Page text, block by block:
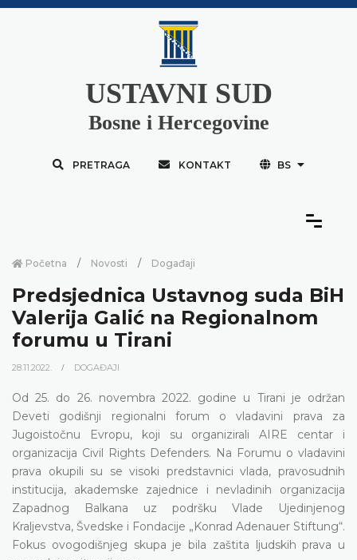
USTAVNI SUD
Bosne i Hercegovine
PRETRAGA KONTAKT BS
Početna Novosti Događaji
Predsjednica Ustavnog suda BiH
Valerija Galić na Regionalnom
forumu u Tirani
28.11.2022. DOGAĐAJI
Od 25. do 26. novembra 2022. godine u Tirani je održan
Deveti godišnji regionalni forum o vladavini prava za
Jugoistočnu Evropu, koji su organizirali AIRE centar i
organizacija Civil Rights Defenders. Na Forumu o vladavini
prava okupili su se visoki predstavnici vlada, pravosudnih
institucija, akademske zajednice i nevladinih organizacija
Zapadnog Balkana uz podršku Vlade Ujedinjenog
Kraljevstva, Švedske i Fondacije „Konrad Adenauer Stiftung“.
Fokus ovogodišnjeg skupa je bila zaštita ljudskih prava u